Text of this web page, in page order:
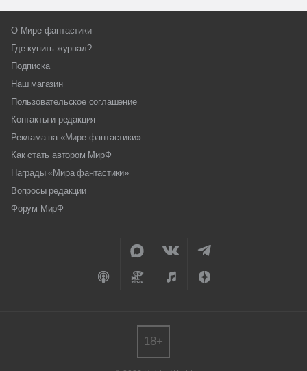
О Мире фантастики
Где купить журнал?
Подписка
Наш магазин
Пользовательское соглашение
Контакты и редакция
Реклама на «Мире фантастики»
Как стать автором МирФ
Награды «Мира фантастики»
Вопросы редакции
Форум МирФ
18+